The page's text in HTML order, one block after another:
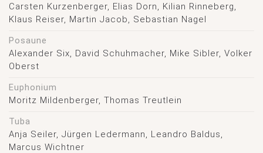
Carsten Kurzenberger, Elias Dorn, Kilian Rinneberg,
Klaus Reiser, Martin Jacob, Sebastian Nagel
Posaune
Alexander Six, David Schuhmacher, Mike Sibler, Volker
Oberst
Euphonium
Moritz Mildenberger, Thomas Treutlein
Tuba
Anja Seiler, Jürgen Ledermann, Leandro Baldus,
Marcus Wichtner